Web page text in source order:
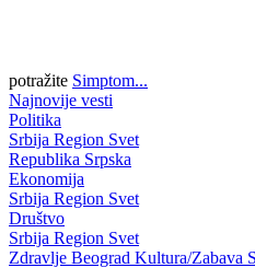
potražite Simptom...
Najnovije vesti
Politika
Srbija Region Svet
Republika Srpska
Ekonomija
Srbija Region Svet
Društvo
Srbija Region Svet
Zdravlje Beograd Kultura/Zabava